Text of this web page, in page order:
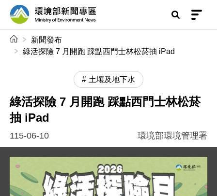
前往中央內容區塊
環境部新聞專區
新聞發布
綠活探險 7 月開跑 踩點西門士林松菸抽 iPad
土壤及地下水
綠活探險 7 月開跑 踩點西門士林松菸
抽 iPad
115-06-10 環境部環境管理署